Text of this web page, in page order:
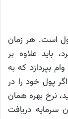
است. هر زمان
باید علاوه بر
بپردازد که به
پول خود را در
نرخ بهره همان
سرمایه دریافت